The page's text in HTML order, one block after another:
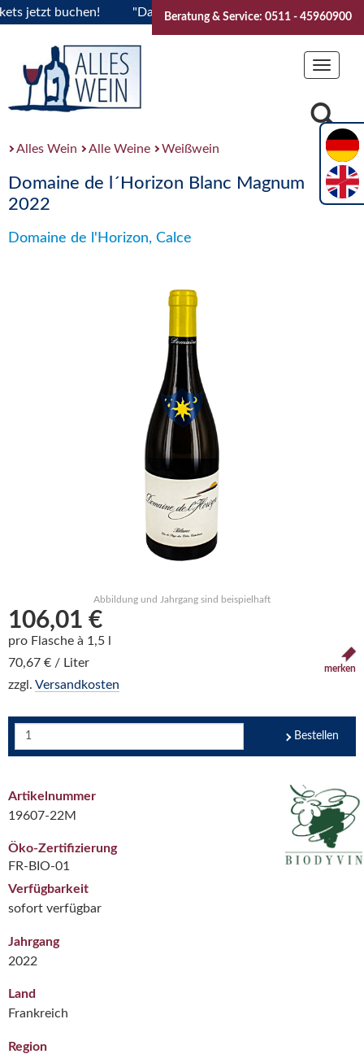
buchen! "Das Sommerfest 2026" Vive la
Beratung & Service: 0511 - 45960900
Toggle
Alles Wein Alle Weine Weißwein
Domaine de l´Horizon Blanc Magnum
2022
Domaine de l'Horizon, Calce
Abbildung und Jahrgang sind beispielhaft
106,01 €
pro Flasche à 1,5 l
70,67 € / Liter
zzgl. Versandkosten
merken
Bestellen
Artikelnummer
19607-22M
Öko-Zertifizierung
FR-BIO-01
Verfügbarkeit
sofort verfügbar
Jahrgang
2022
Land
Frankreich
Region